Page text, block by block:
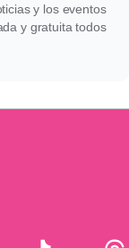
y los eventos
y gratuita todos